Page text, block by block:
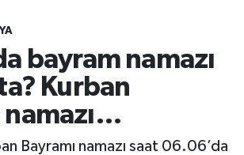
bayram namazı
Kurban
namazı…
Bayramı namazı saat 06.06’da
Durumu ve Fikstür
Haberleri